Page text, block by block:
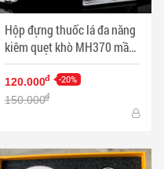
Hộp đựng thuốc lá đa năng
kiêm quẹt khò MH370 mầu
trắng - Mã SP: BL01998
120.000đ -20%
150.000đ